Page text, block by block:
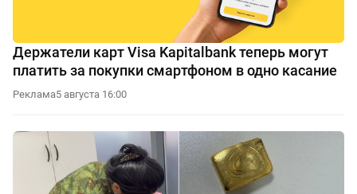
Держатели карт Visa Kapitalbank теперь могут
платить за покупки смартфоном в одно касание
Реклама5 августа 16:00